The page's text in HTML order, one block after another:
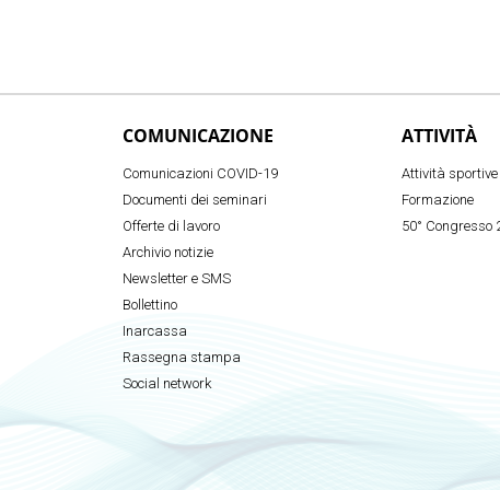
COMUNICAZIONE
Comunicazioni COVID-19
Documenti dei seminari
Offerte di lavoro
Archivio notizie
Newsletter e SMS
Bollettino
Inarcassa
Rassegna stampa
Social network
ATTIVITÀ
Attività sportive
Formazione
50° Congresso